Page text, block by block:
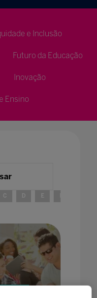
e Inclusão
Futuro da Educação
Inovação
Ensino
C E